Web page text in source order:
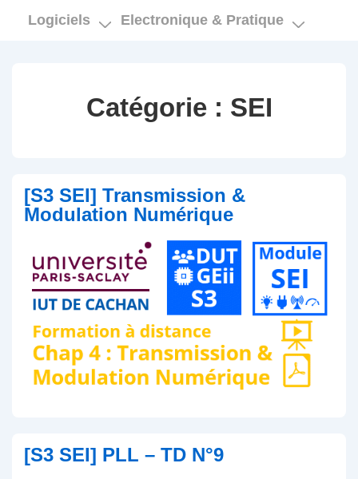
Logiciels Electronique & Pratique
Catégorie : SEI
[S3 SEI] Transmission &
Modulation Numérique
[S3 SEI] PLL – TD N°9